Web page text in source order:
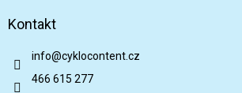
Kontakt
info@cyklocontent.cz
466 615 277